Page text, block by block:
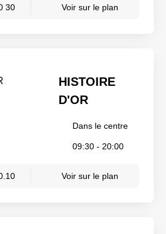
30 Voir sur le plan
HISTOIRE
D'OR
Dans le centre
09:30 - 20:00
Voir sur le plan